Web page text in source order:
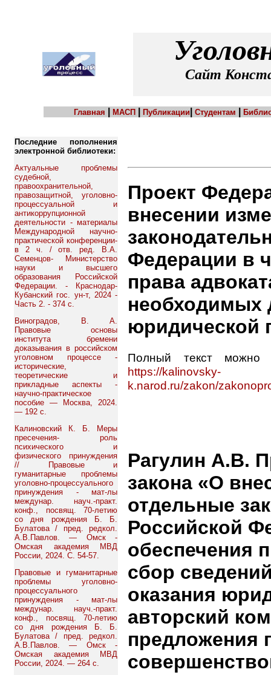
Сайт
Главная МАСП Публикации Студентам
Последние пополнения
электронной библиотеки:
Актуальные проблемы
судебной,
правоохранительной,
правозащитной, уголовно-
процессуальной и
антикоррупционной
деятельности - материалы
Международной научно-
практической конференции-
в 2 ч. / отв. ред. В.А.
Семенцов- Министерство
науки и высшего
образования Российской
Федерации. - Краснодар-
Кубанский гос. ун-т, 2024 -
Часть 2. - 374 с.
Виноградов, В. А.
Правовые основы
института бремени
доказывания в российском
уголовном процессе -
исторические,
теоретические и
прикладные аспекты -
научно-практическое
пособие — Москва, 2024.
— 192 с.
Калиновский К. Б. Меры
пресечения- роль
психического и
физического принуждения
// Правовые и
гуманитарные проблемы
уголовно-процессуального
принуждения - мат-лы
междунар. науч.-практ.
конф., посвящ. 70-летию
со дня рождения Б. Б.
Булатова / пред. редкол.
А.В.Павлов. — Омск -
Омская академия МВД
России, 2024. С. 54-57.
Правовые и гуманитарные
проблемы уголовно-
процессуального
принуждения - мат-лы
междунар. науч.-практ.
конф., посвящ. 70-летию
со дня рождения Б. Б.
Булатова / пред. редкол.
А.В.Павлов. — Омск -
Омская академия МВД
России, 2024. — 264 с.
Проект
внесении
Федерации в
права
необходимых
юридической
Полный текст можно
https://kalinovsky-
k.narod.ru/zakon/
Рагулин А.В.
закона «О
отдельные
Российской
обеспечения
сбор
оказания
авторский
предложения